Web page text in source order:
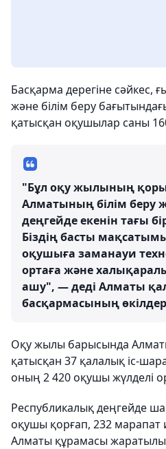
Басқарма дерегіне
және білім беру
қатысқан оқушылар саны
"Бұл оқу жылының
Алматының білім беру
деңгейде екенін тағы
Біздің басты
оқушыға заманауи
ортаға және
ашу", — деді Алматы
басқармасының
Оқу жылы барысында
қатысқан 37 қалалық іс-
оның 2 420 оқушы жүлделі
Республикалық деңгейде
оқушы қорғап, 232 марапат
Алматы құрамасы